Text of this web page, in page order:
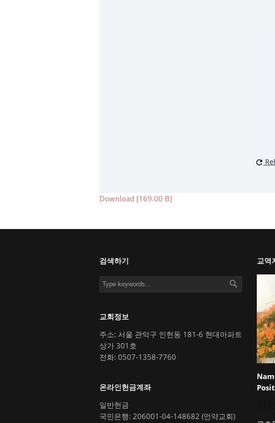
Download [169.00 B]
검색하기
교회정보
주소: 서울 관악구 인헌동 181-6 현대아파트
상가 301호
전화: 0507-1358-7760
온라인헌금계좌
일반헌금
국민은행: 206001-04-148682 (언약교회)
교역